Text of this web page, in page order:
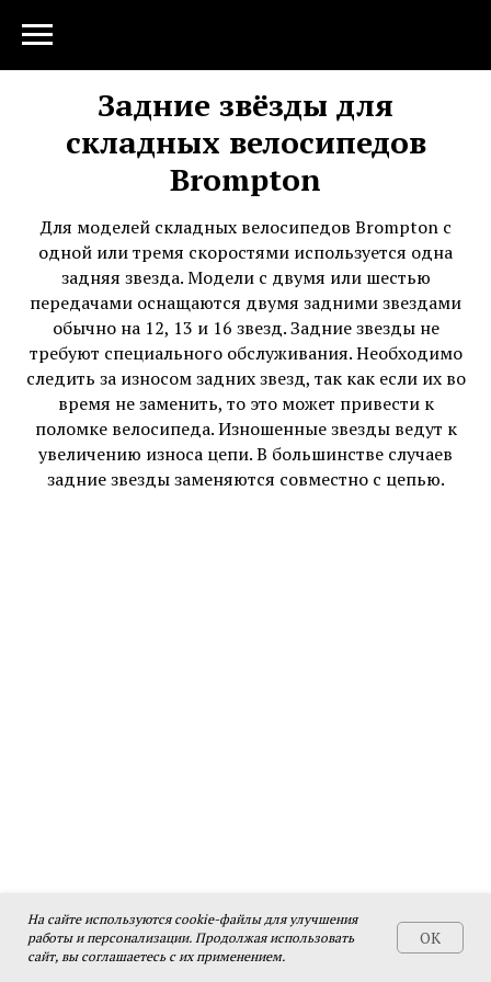
На сайте используются cookie-файлы для улучшения
работы и персонализации. Продолжая использовать
сайт, вы соглашаетесь с их применением.
OK
Задние звёзды для
складных велосипедов
Brompton
Для моделей складных велосипедов Brompton с
одной или тремя скоростями используется одна
задняя звезда. Модели с двумя или шестью
передачами оснащаются двумя задними звездами
обычно на 12, 13 и 16 звезд. Задние звезды не
требуют специального обслуживания. Необходимо
следить за износом задних звезд, так как если их во
время не заменить, то это может привести к
поломке велосипеда. Изношенные звезды ведут к
увеличению износа цепи. В большинстве случаев
задние звезды заменяются совместно с цепью.